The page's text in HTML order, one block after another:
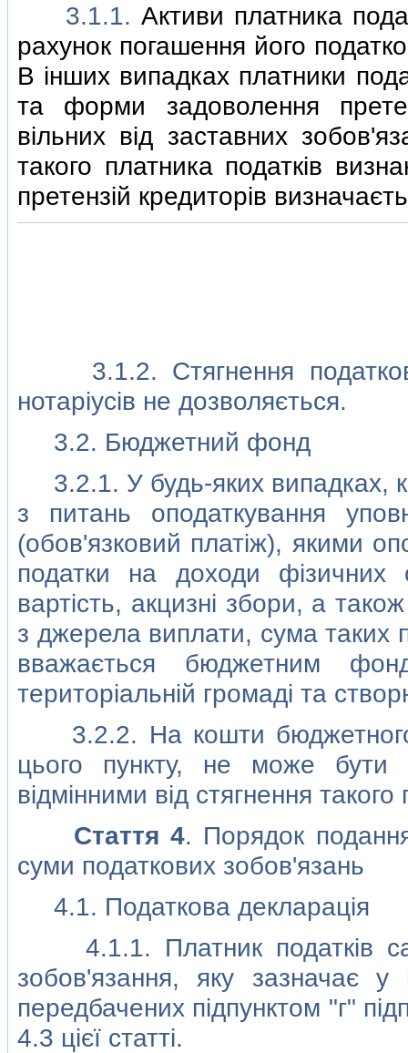
3.1.1.Активи платника
рахунок погашення його
В iнших випадках платники
та форми задоволення
вiльних вiд заставних
такого платника податкiв
претензiй кредиторiв
3.1.2. Стягнення
нотарiусiв не дозволяється.
3.2. Бюджетний фонд
3.2.1. У будь-яких випадках,
з питань оподаткування
(обов'язковий платiж), якими
податки на доходи фiзичних
вартiсть, акцизнi збори, а
з джерела виплати, сума таких
вважається бюджетним
територiальнiй громадi та
3.2.2. На кошти бюджетного
цього пункту, не може бути
вiдмiнними вiд стягнення такого
Стаття 4. Порядок
суми податкових зобов'язань
4.1. Податкова декларацiя
4.1.1. Платник податкiв
зобов'язання, яку зазначає у
передбачених пiдпунктом "г"
4.3 цiєї статтi.